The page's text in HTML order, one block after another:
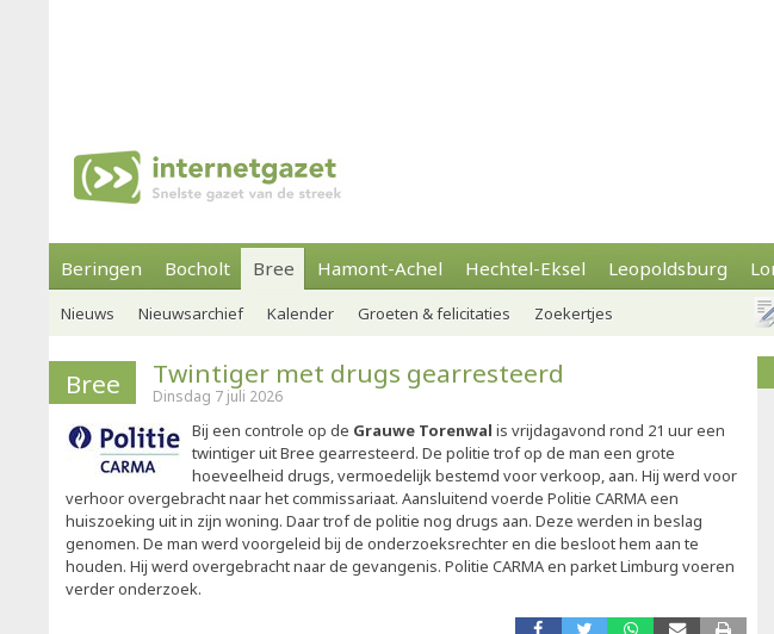
Beringen Bocholt Bree Hamont-Achel Hechtel-Eksel Leopoldsburg
Nieuws Nieuwsarchief Kalender Groeten & felicitaties Zoekertjes
Bree Twintiger met drugs gearresteerd
Dinsdag 7 juli 2026
Bij een controle op de Grauwe Torenwal is vrijdagavond rond 21 uur een
twintiger uit Bree gearresteerd. De politie trof op de man een grote
hoeveelheid drugs, vermoedelijk bestemd voor verkoop, aan. Hij werd voor
verhoor overgebracht naar het commissariaat. Aansluitend voerde Politie CARMA een
huiszoeking uit in zijn woning. Daar trof de politie nog drugs aan. Deze werden in beslag
genomen. De man werd voorgeleid bij de onderzoeksrechter en die besloot hem aan te
houden. Hij werd overgebracht naar de gevangenis. Politie CARMA en parket Limburg voeren
verder onderzoek.